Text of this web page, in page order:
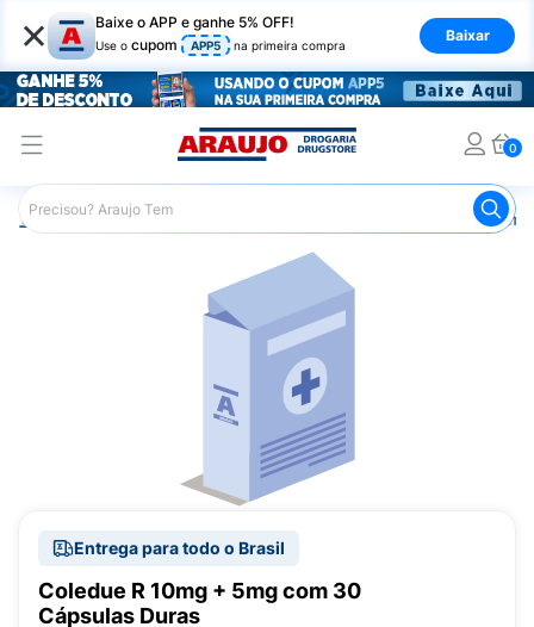
× Baixe o APP e ganhe 5% OFF!
Use o cupom APP5 na primeira compra
Baixar
0
Araujo Medicamentos
Entrega para todo o Brasil
Coledue R 10mg + 5mg com 30
Cápsulas Duras